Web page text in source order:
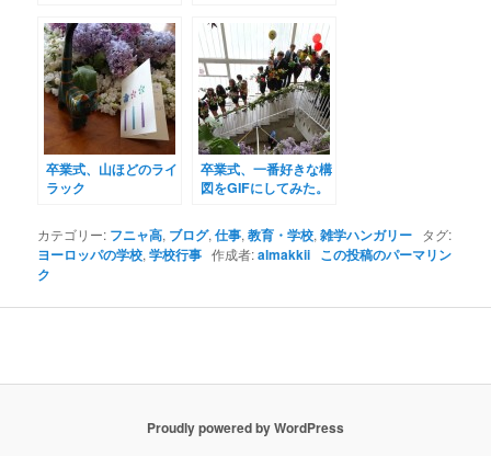
言
卒業式、山ほどのライ
ラック
卒業式、一番好きな構
図をGIFにしてみた。
カテゴリー: フニャ高, ブログ,仕事,教育・学校,雑学ハンガリー タグ:
ヨーロッパの学校,学校行事 作成者:almakkii この投稿のパーマリン
ク
Proudly powered by WordPress